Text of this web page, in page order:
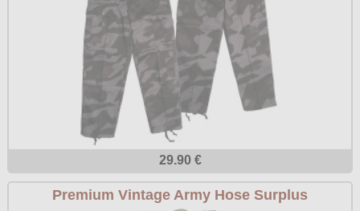
29.90 €
Premium Vintage Army Hose Surplus